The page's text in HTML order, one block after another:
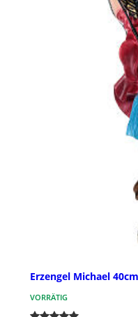
Erzengel Michael
VORRÄTIG